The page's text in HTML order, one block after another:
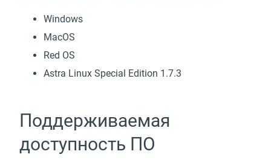
Windows
MacOS
Red OS
Astra Linux Special Edition 1.7.3
Поддерживаемая
доступность ПО